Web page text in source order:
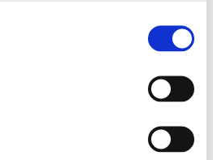
вы увидите свои
на вопросы в тот же день,